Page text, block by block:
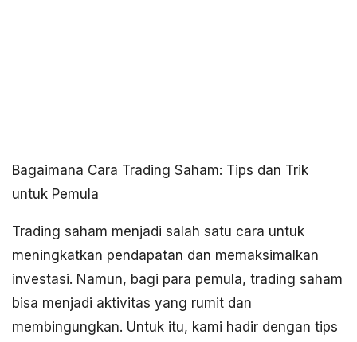
Bagaimana Cara Trading Saham: Tips dan Trik
untuk Pemula
Trading saham menjadi salah satu cara untuk
meningkatkan pendapatan dan memaksimalkan
investasi. Namun, bagi para pemula, trading saham
bisa menjadi aktivitas yang rumit dan
membingungkan. Untuk itu, kami hadir dengan tips